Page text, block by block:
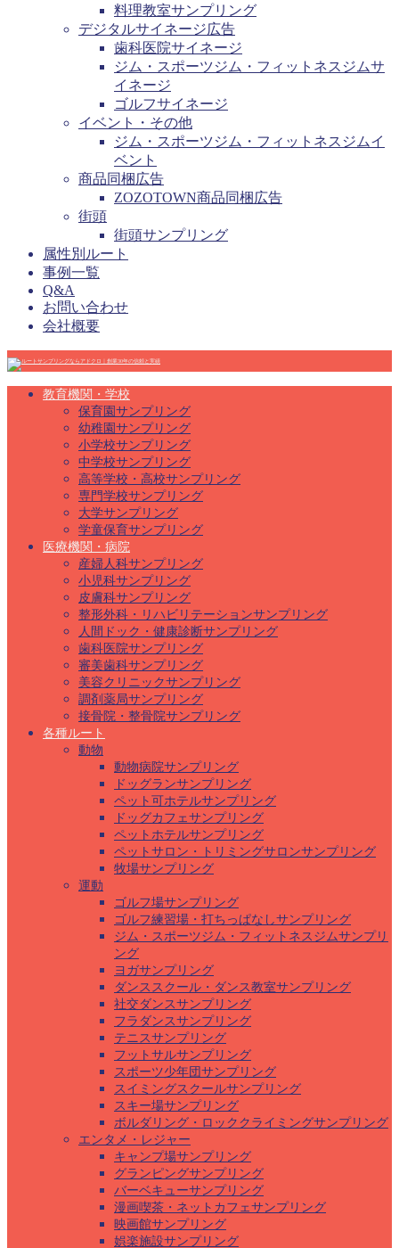
料理教室サンプリング
デジタルサイネージ広告
歯科医院サイネージ
ジム・スポーツジム・フィットネスジムサ
イネージ
ゴルフサイネージ
イベント・その他
ジム・スポーツジム・フィットネスジムイ
ベント
商品同梱広告
ZOZOTOWN商品同梱広告
街頭
街頭サンプリング
属性別ルート
事例一覧
Q&A
お問い合わせ
会社概要
教育機関・学校
保育園サンプリング
幼稚園サンプリング
小学校サンプリング
中学校サンプリング
高等学校・高校サンプリング
専門学校サンプリング
大学サンプリング
学童保育サンプリング
医療機関・病院
産婦人科サンプリング
小児科サンプリング
皮膚科サンプリング
整形外科・リハビリテーションサンプリング
人間ドック・健康診断サンプリング
歯科医院サンプリング
審美歯科サンプリング
美容クリニックサンプリング
調剤薬局サンプリング
接骨院・整骨院サンプリング
各種ルート
動物
動物病院サンプリング
ドッグランサンプリング
ペット可ホテルサンプリング
ドッグカフェサンプリング
ペットホテルサンプリング
ペットサロン・トリミングサロンサンプリング
牧場サンプリング
運動
ゴルフ場サンプリング
ゴルフ練習場・打ちっぱなしサンプリング
ジム・スポーツジム・フィットネスジムサンプリ
ング
ヨガサンプリング
ダンススクール・ダンス教室サンプリング
社交ダンスサンプリング
フラダンスサンプリング
テニスサンプリング
フットサルサンプリング
スポーツ少年団サンプリング
スイミングスクールサンプリング
スキー場サンプリング
ボルダリング・ロッククライミングサンプリング
エンタメ・レジャー
キャンプ場サンプリング
グランピングサンプリング
バーベキューサンプリング
漫画喫茶・ネットカフェサンプリング
映画館サンプリング
娯楽施設サンプリング